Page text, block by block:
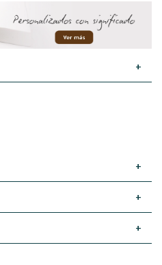
+
+
+
+